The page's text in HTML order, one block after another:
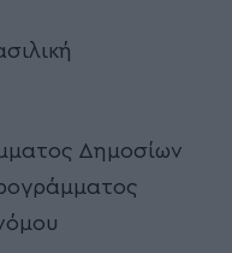
Δημοσίων